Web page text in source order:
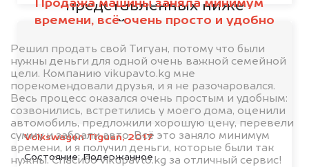
Volkswagen Tiguan, 2017
Состояние:Подержанное
Продажа машины заняла минимум
времени, всё очень просто и удобно
Решил продать свой Тигуан, потому что были
нужны деньги для одной очень важной семейной
цели. Компанию vikupavto.kg мне
порекомендовали друзья, и я не разочаровался.
Весь процесс оказался очень простым и удобным:
созвонились, встретились у моего дома, оценили
автомобиль, предложили хорошую цену, перевели
сумму и забрали авто. Всё это заняло минимум
времени, и я получил деньги, которые были так
нужны. Спасибо vikupavto.kg за отличный сервис!
представленных ниже
организаций, то мы купим его на
5% дороже!